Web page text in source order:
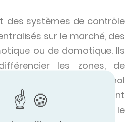
des systèmes de contrôle
sur le marché, des
ou de domotique. Ils
les zones, de
d'envoyer un signal
cas de panne. Ils intègrent
de sécurité pour le